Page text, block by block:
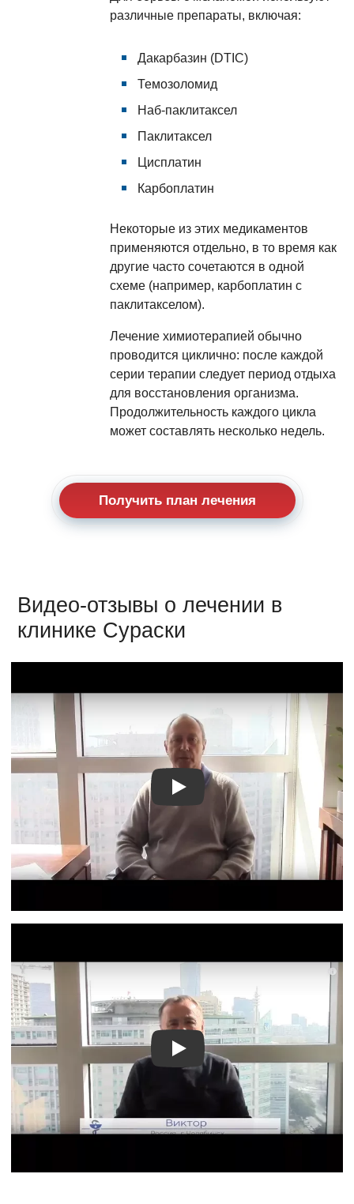
различные препараты, включая:
Дакарбазин (DTIC)
Темозоломид
Наб-паклитаксел
Паклитаксел
Цисплатин
Карбоплатин
Некоторые из этих медикаментов
применяются отдельно, в то время как
другие часто сочетаются в одной
схеме (например, карбоплатин с
паклитакселом).
Лечение химиотерапией обычно
проводится циклично: после каждой
серии терапии следует период отдыха
для восстановления организма.
Продолжительность каждого цикла
может составлять несколько недель.
Получить план лечения
Видео-отзывы о лечении в
клинике Сураски
Видео о лечении
Видео о лечении